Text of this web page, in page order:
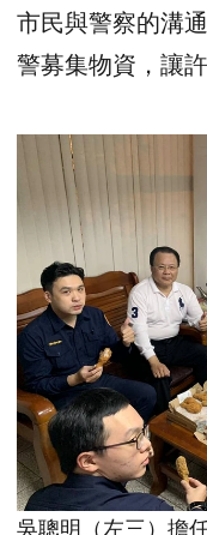
市民與警察的溝
警募集物資，讓
吳聰明（左三）擔